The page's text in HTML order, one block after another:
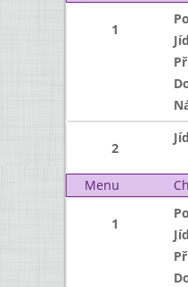
1
2
Menu
1